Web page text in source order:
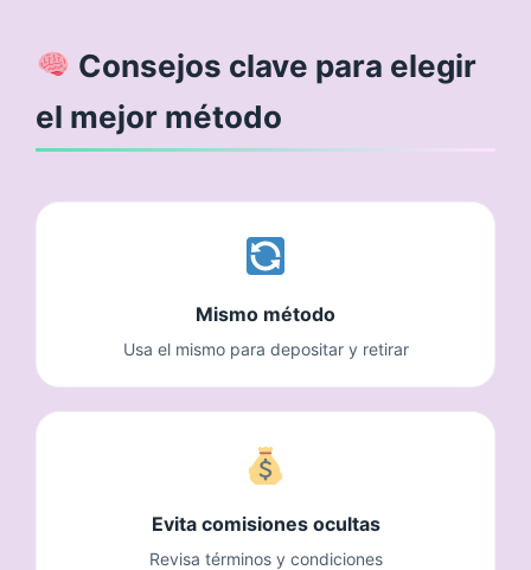
Consejos clave para elegir
el mejor método
Mismo método
Usa el mismo para depositar y retirar
Evita comisiones ocultas
Revisa términos y condiciones